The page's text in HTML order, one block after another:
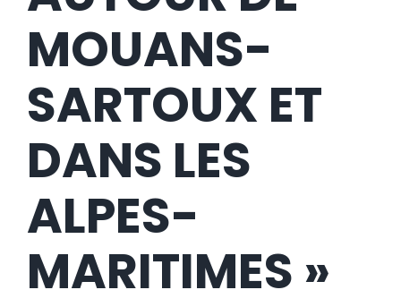
MOUANS-
SARTOUX ET
DANS LES
ALPES-
MARITIMES »